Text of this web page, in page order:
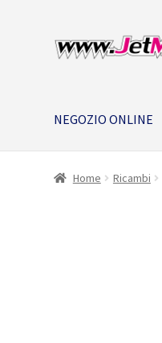
Vai
alla
Vai
al
NEGOZIO ONLINE
Home Ricambi